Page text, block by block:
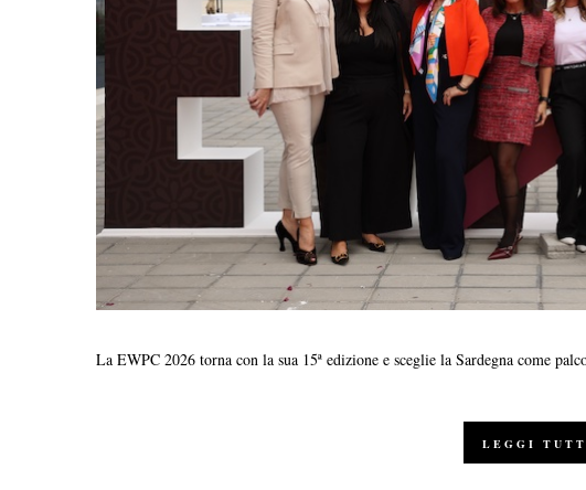
La EWPC 2026 torna con la sua 15ª edizione e sceglie la Sardegna come
LEGGI